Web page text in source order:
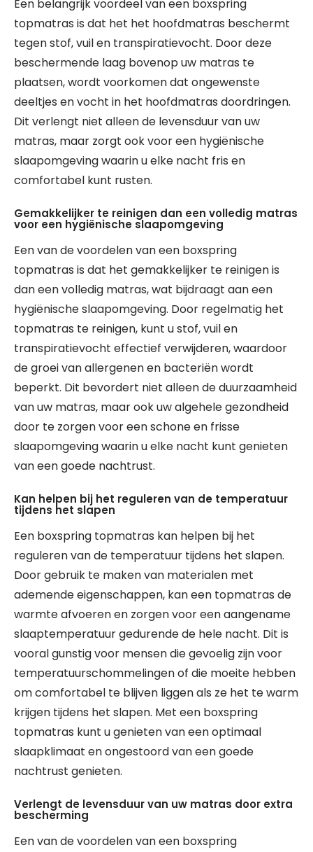
Een belangrijk voordeel van een boxspring
topmatras is dat het het hoofdmatras beschermt
tegen stof, vuil en transpiratievocht. Door deze
beschermende laag bovenop uw matras te
plaatsen, wordt voorkomen dat ongewenste
deeltjes en vocht in het hoofdmatras doordringen.
Dit verlengt niet alleen de levensduur van uw
matras, maar zorgt ook voor een hygiënische
slaapomgeving waarin u elke nacht fris en
comfortabel kunt rusten.
Gemakkelijker te reinigen dan een volledig matras
voor een hygiënische slaapomgeving
Een van de voordelen van een boxspring
topmatras is dat het gemakkelijker te reinigen is
dan een volledig matras, wat bijdraagt aan een
hygiënische slaapomgeving. Door regelmatig het
topmatras te reinigen, kunt u stof, vuil en
transpiratievocht effectief verwijderen, waardoor
de groei van allergenen en bacteriën wordt
beperkt. Dit bevordert niet alleen de duurzaamheid
van uw matras, maar ook uw algehele gezondheid
door te zorgen voor een schone en frisse
slaapomgeving waarin u elke nacht kunt genieten
van een goede nachtrust.
Kan helpen bij het reguleren van de temperatuur
tijdens het slapen
Een boxspring topmatras kan helpen bij het
reguleren van de temperatuur tijdens het slapen.
Door gebruik te maken van materialen met
ademende eigenschappen, kan een topmatras de
warmte afvoeren en zorgen voor een aangename
slaaptemperatuur gedurende de hele nacht. Dit is
vooral gunstig voor mensen die gevoelig zijn voor
temperatuurschommelingen of die moeite hebben
om comfortabel te blijven liggen als ze het te warm
krijgen tijdens het slapen. Met een boxspring
topmatras kunt u genieten van een optimaal
slaapklimaat en ongestoord van een goede
nachtrust genieten.
Verlengt de levensduur van uw matras door extra
bescherming
Een van de voordelen van een boxspring